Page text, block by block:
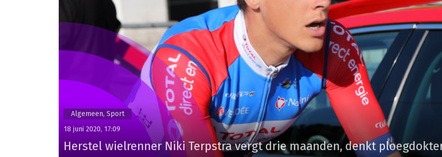
Algemeen, Sport
18 juni 2020, 17:09
Herstel wielrenner Niki Terpstra vergt drie maanden, denkt